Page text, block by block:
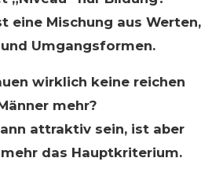
eine Mischung aus Werten,
Umgangsformen.
wirklich keine reichen
mehr?
attraktiv sein, ist aber
das Hauptkriterium.